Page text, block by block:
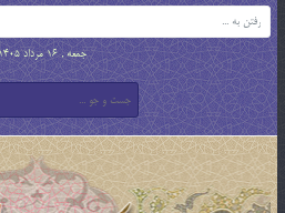
جمعه , 16 مرداد 1405